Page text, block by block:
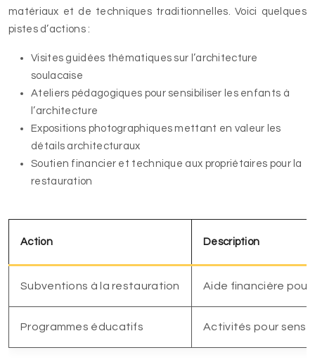
matériaux et de techniques traditionnelles. Voici quelques
pistes d’actions :
Visites guidées thématiques sur l’architecture
soulacaise
Ateliers pédagogiques pour sensibiliser les enfants à
l’architecture
Expositions photographiques mettant en valeur les
détails architecturaux
Soutien financier et technique aux propriétaires pour la
restauration
Action Description
Subventions à la restauration Aide financière
Programmes éducatifs Activités pour